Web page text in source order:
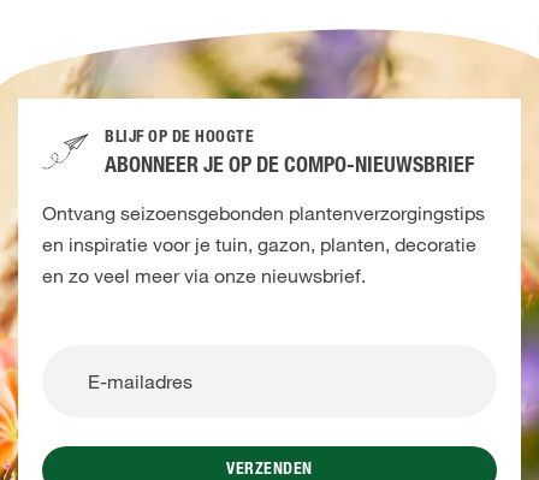
BLIJF OP DE HOOGTE
ABONNEER JE OP DE COMPO-NIEUWSBRIEF
Ontvang seizoensgebonden plantenverzorgingstips
en inspiratie voor je tuin, gazon, planten, decoratie
en zo veel meer via onze nieuwsbrief.
VERZENDEN